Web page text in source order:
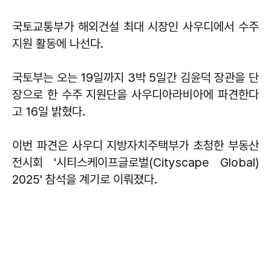
국토교통부가 해외건설 최대 시장인 사우디에서 수주
지원 활동에 나선다.
국토부는 오는 19일까지 3박 5일간 김윤덕 장관을 단
장으로 한 수주 지원단을 사우디아라비아에 파견한다
고 16일 밝혔다.
이번 파견은 사우디 지방자치주택부가 초청한 부동산
전시회 '시티스케이프글로벌(Cityscape Global)
2025' 참석을 계기로 이뤄졌다.